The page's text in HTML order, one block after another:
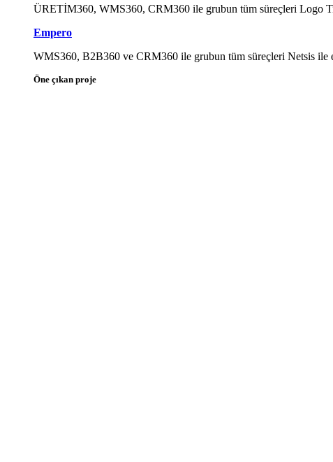
ÜRETİM360, WMS360, CRM360 ile grubun tüm süreçleri Logo
Empero
WMS360, B2B360 ve CRM360 ile grubun tüm süreçleri Netsis ile
Öne çıkan proje